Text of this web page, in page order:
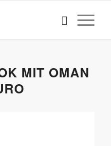
MIT OMAN